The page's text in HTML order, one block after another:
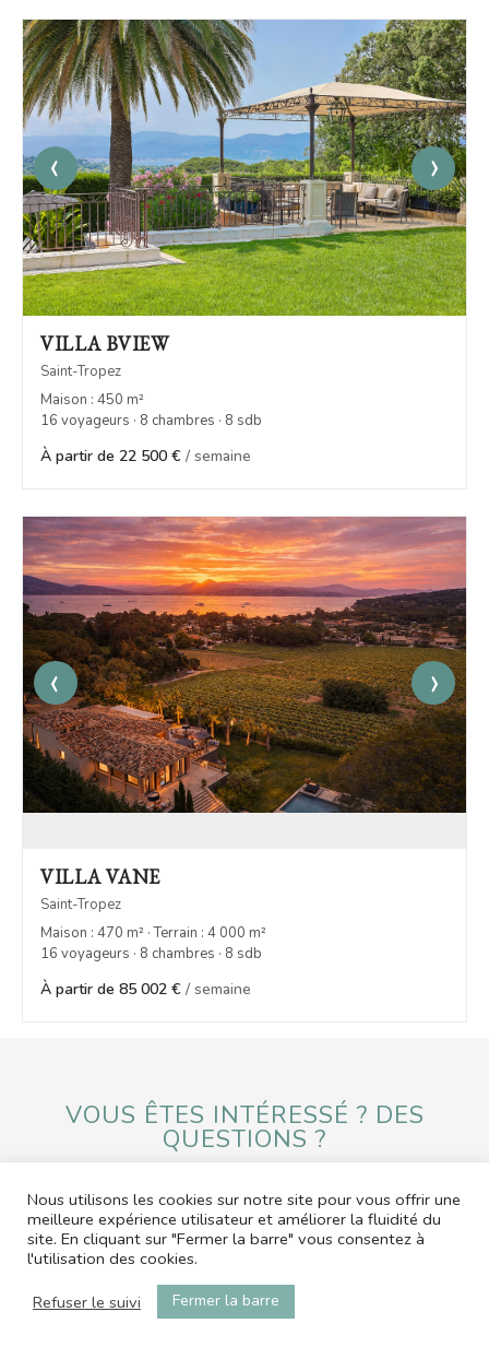
‹ ›
VILLA BVIEW
Saint-Tropez
Maison : 450 m²
16 voyageurs · 8 chambres · 8 sdb
À partir de 22 500 € / semaine
‹ ›
VILLA VANE
Saint-Tropez
Maison : 470 m² · Terrain : 4 000 m²
16 voyageurs · 8 chambres · 8 sdb
À partir de 85 002 € / semaine
VOUS ÊTES INTÉRESSÉ ? DES
QUESTIONS ?
ENVOYER UN MESSAGE
contact@office-by-ap.com
06.01.05.58.79
Nous utilisons les cookies sur notre site pour vous offrir une
meilleure expérience utilisateur et améliorer la fluidité du
site. En cliquant sur "Fermer la barre" vous consentez à
l'utilisation des cookies.
Refuser le suivi
Fermer la barre